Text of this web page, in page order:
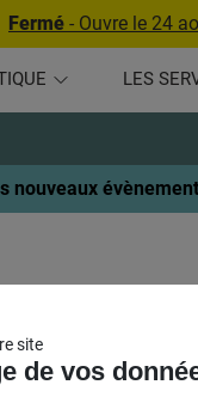
Fermé - Ouvre le 24
LES
nouveaux
site
de vos